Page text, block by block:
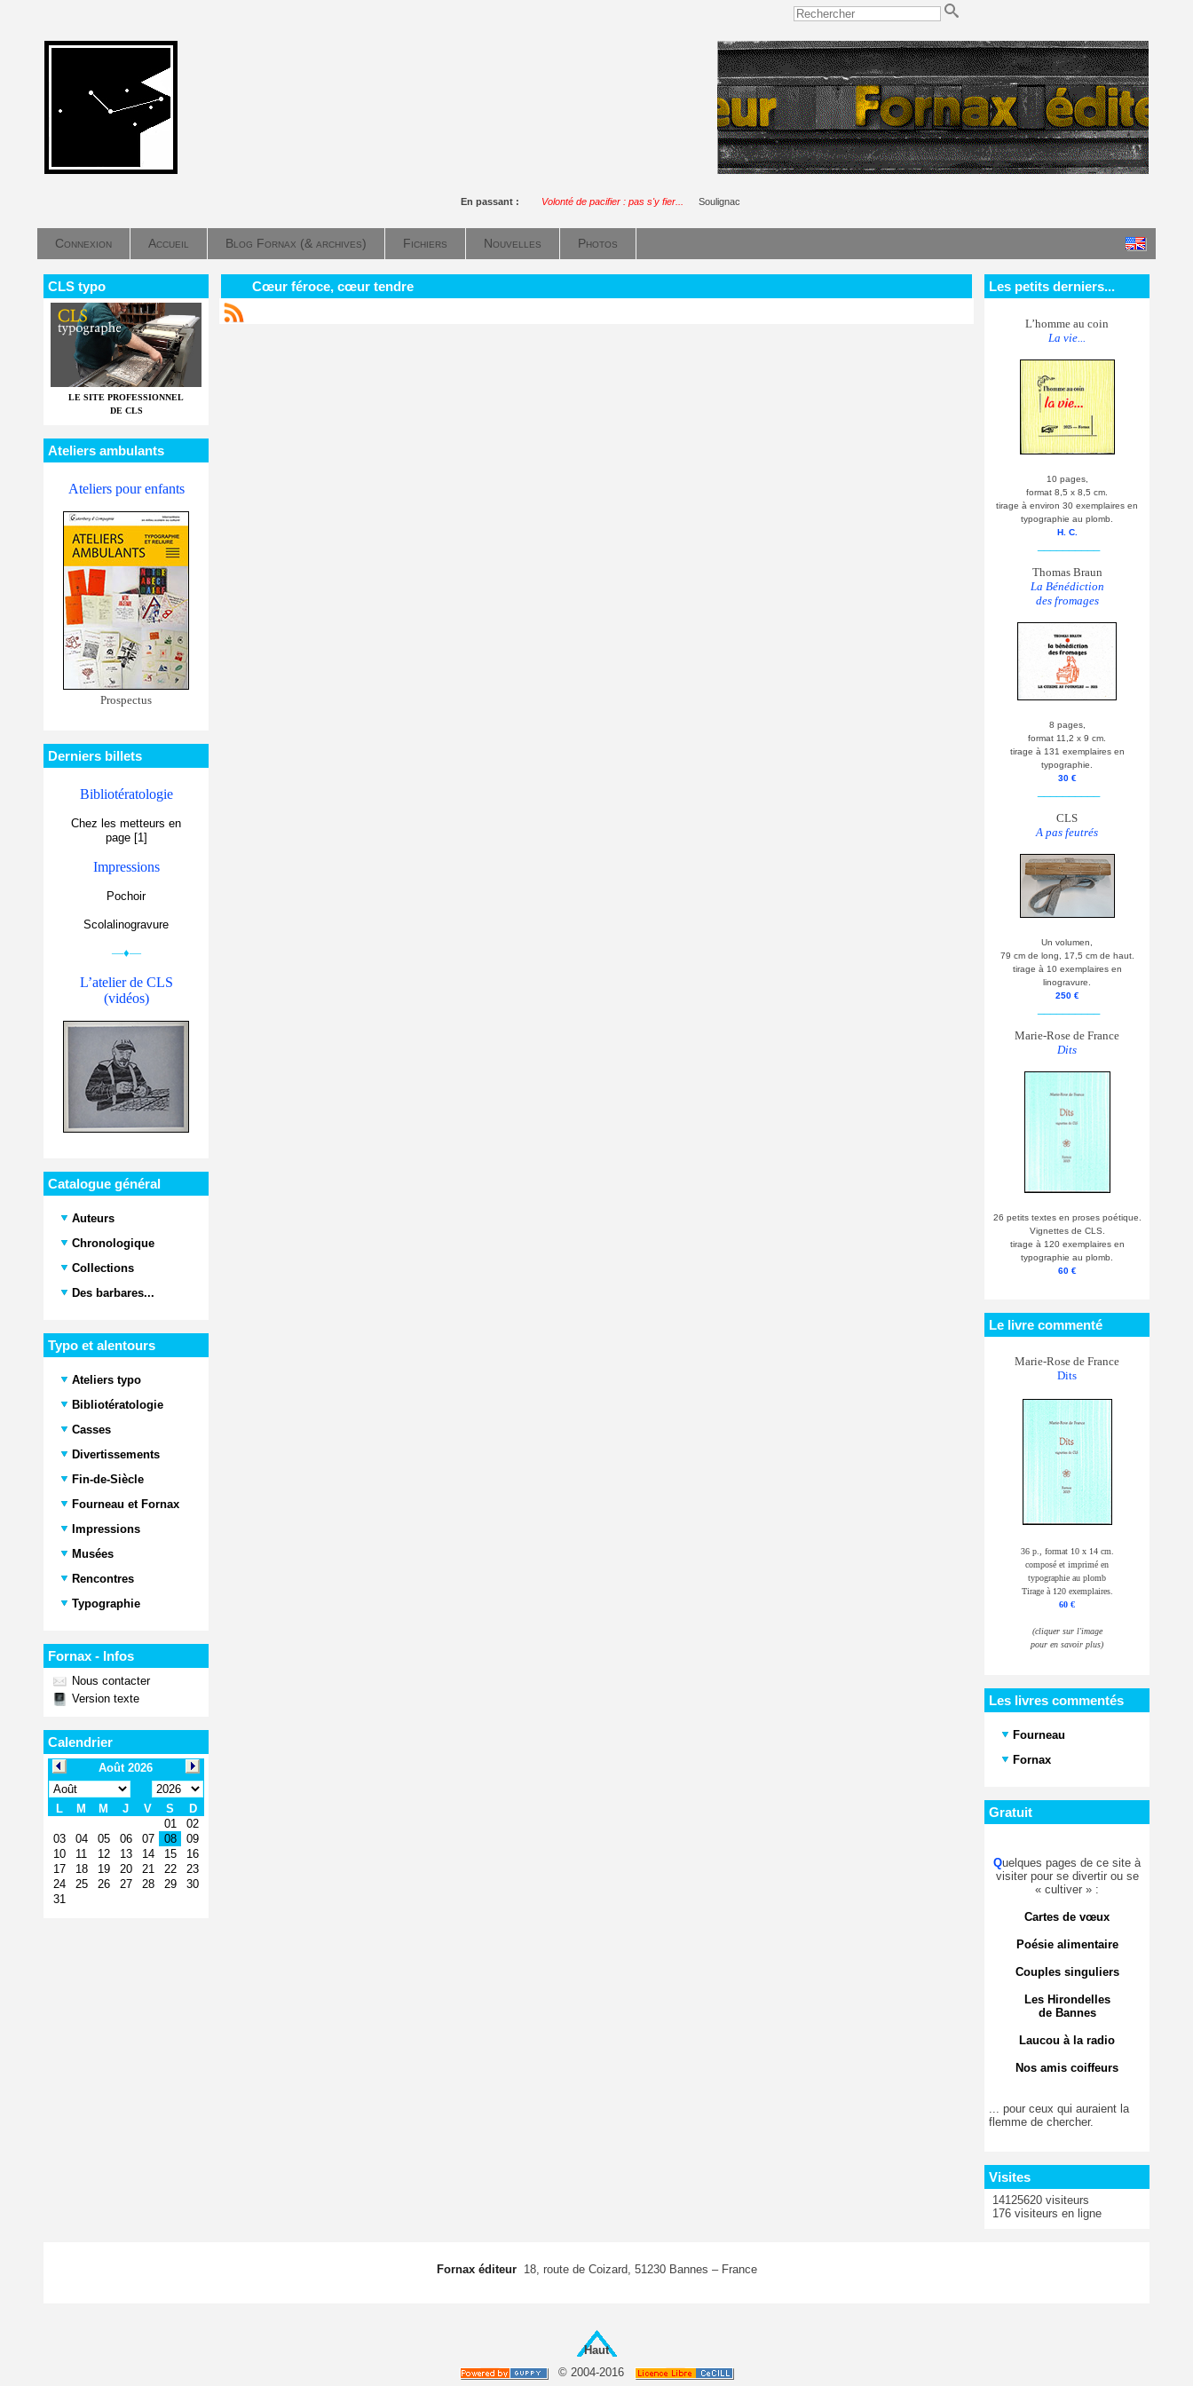
En passant : Volonté de pacifier : pas s'y fier... Soulignac
Connexion Accueil Blog Fornax (& archives) Fichiers Nouvelles Photos
CLS typo
LE SITE PROFESSIONNEL
DE CLS
Ateliers ambulants
Ateliers pour enfants
Prospectus
Derniers billets
Bibliotératologie
Chez les metteurs en
page [1]
Impressions
Pochoir
Scolalinogravure
—♦—
L’atelier de CLS
(vidéos)
Catalogue général
Auteurs
Chronologique
Collections
Des barbares...
Typo et alentours
Ateliers typo
Bibliotératologie
Casses
Divertissements
Fin-de-Siècle
Fourneau et Fornax
Impressions
Musées
Rencontres
Typographie
Fornax - Infos
Nous contacter
Version texte
Calendrier
Cœur féroce, cœur tendre Les petits derniers...
L’homme au coin
La vie...
10 pages,
format 8,5 x 8,5 cm.
tirage à environ 30 exemplaires en
typographie au plomb.
H. C.
Thomas Braun
La Bénédiction
des fromages
8 pages,
format 11,2 x 9 cm.
tirage à 131 exemplaires en
typographie.
30 €
CLS
A pas feutrés
Un volumen,
79 cm de long, 17,5 cm de haut.
tirage à 10 exemplaires en
linogravure.
250 €
Marie-Rose de France
Dits
26 petits textes en proses poétique.
Vignettes de CLS.
tirage à 120 exemplaires en
typographie au plomb.
60 €
Le livre commenté
Marie-Rose de France
Dits
36 p., format 10 x 14 cm.
composé et imprimé en
typographie au plomb
Tirage à 120 exemplaires.
60 €
(cliquer sur l'image
pour en savoir plus)
Les livres commentés
Fourneau
Fornax
Gratuit
Quelques pages de ce site à
visiter pour se divertir ou se
« cultiver » :
Cartes de vœux
Poésie alimentaire
Couples singuliers
Les Hirondelles
de Bannes
Laucou à la radio
Nos amis coiffeurs
... pour ceux qui auraient la
flemme de chercher.
Visites
14125620 visiteurs
176 visiteurs en ligne
Fornax éditeur 18, route de Coizard, 51230 Bannes – France
Haut
© 2004-2016